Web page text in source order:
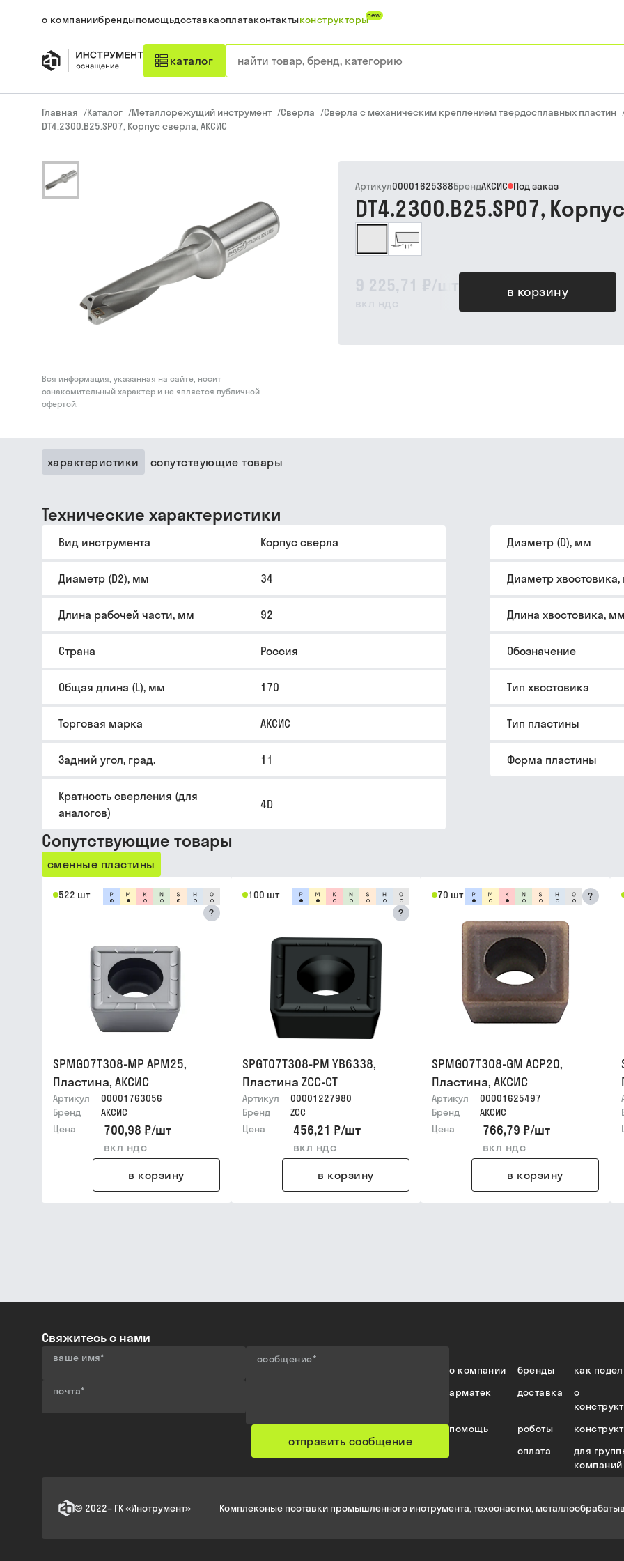
о компаниибрендыпомощьдоставкаоплатаконтактыконструкторыnew
каталог
Главная /Каталог /Металлорежущий инструмент /Сверла /Сверла с механическим креплением твердосплавных пластин
DT4.2300.B25.SP07, Корпус сверла, АКСИС
Вся информация, указанная на сайте, носит
ознакомительный характер и не является публичной
офертой.
9 225,71 ₽/шт
вкл ндс
в корзину
Артикул00001625388БрендАКСИС Под заказ
DT4.2300.B25.SP07,
характеристики сопутствующие товары
Технические характеристики
Вид инструмента Корпус сверла Диаметр (D), мм
Диаметр (D2), мм 34 Диаметр
Длина рабочей части, мм 92 Длина хвостовика, мм
Страна Россия Обозначение
Общая длина (L), мм 170 Тип хвостовика
Торговая марка АКСИС Тип пластины
Задний угол, град. 11 Форма пластины
Кратность сверления (для
аналогов)
4D
Сопутствующие товары
сменные пластины
522 шт
?
SPMG07T308-MP APM25,
Пластина, АКСИС
Артикул
00001763056
Бренд
АКСИС
Цена
700,98 ₽/шт
вкл ндс
в корзину
100 шт
?
SPGT07T308-PM YB6338,
Пластина ZCC-CT
Артикул
00001227980
Бренд
ZCC
Цена
456,21 ₽/шт
вкл ндс
в корзину
70 шт ?
SPMG07T308-GM ACP20,
Пластина, АКСИС
Артикул
00001625497
Бренд
АКСИС
Цена
766,79 ₽/шт
вкл ндс
в корзину
Свяжитесь с нами
ваше имя*
почта*
сообщение*
отправить сообщение
как
бренды
о компании
о
доставка
арматек
роботы
помощь
для
компаний
оплата
© 2022– ГК «Инструмент» Комплексные поставки промышленного инструмента, техоснастки,